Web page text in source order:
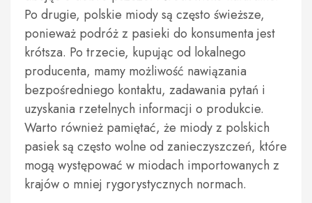
Po drugie, polskie miody są często świeższe,
ponieważ podróż z pasieki do konsumenta jest
krótsza. Po trzecie, kupując od lokalnego
producenta, mamy możliwość nawiązania
bezpośredniego kontaktu, zadawania pytań i
uzyskania rzetelnych informacji o produkcie.
Warto również pamiętać, że miody z polskich
pasiek są często wolne od zanieczyszczeń, które
mogą występować w miodach importowanych z
krajów o mniej rygorystycznych normach.